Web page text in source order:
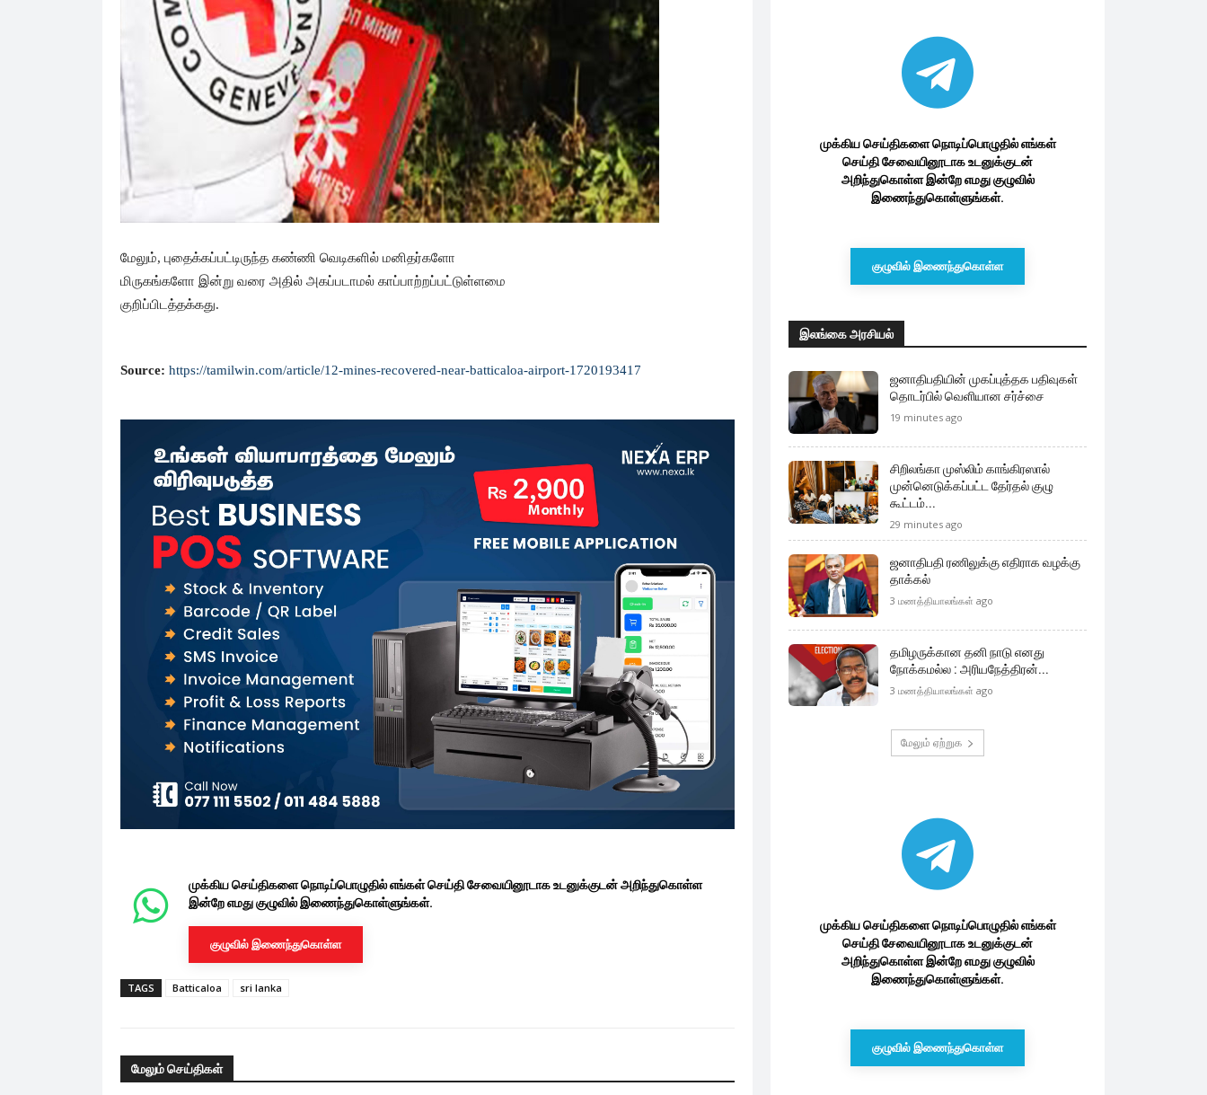
மேலும், புதைக்கப்பட்டிருந்த கண்ணி வெடிகளில் மனிதர்களோ
மிருகங்களோ இன்று வரை அதில் அகப்படாமல் காப்பாற்றப்பட்டுள்ளமை
குறிப்பிடத்தக்கது.
Source: https://tamilwin.com/article/12-mines-recovered-near-batticaloa-airport-1720193417
முக்கிய செய்திகளை நொடிப்பொழுதில் எங்கள் செய்தி சேவையினூடாக உடனுக்குடன் அறிந்துகொள்ள
இன்றே எமது குழுவில் இணைந்துகொள்ளுங்கள்.
குழுவில் இணைந்துகொள்ள
TAGS Batticaloa sri lanka
மேலும் செய்திகள்
முக்கிய செய்திகளை நொடிப்பொழுதில் எங்கள்
செய்தி சேவையினூடாக உடனுக்குடன்
அறிந்துகொள்ள இன்றே எமது குழுவில்
இணைந்துகொள்ளுங்கள்.
குழுவில் இணைந்துகொள்ள
இலங்கை அரசியல்
ஜனாதிபதியின் முகப்புத்தக பதிவுகள்
தொடர்பில் வெளியான சர்ச்சை
19 minutes ago
சிறிலங்கா முஸ்லிம் காங்கிரஸால்
முன்னெடுக்கப்பட்ட தேர்தல் குழு
கூட்டம்...
29 minutes ago
ஜனாதிபதி ரணிலுக்கு எதிராக வழக்கு
தாக்கல்
3 மணத்தியாலங்கள் ago
தமிழருக்கான தனி நாடு எனது
நோக்கமல்ல : அரியநேத்திரன்...
3 மணத்தியாலங்கள் ago
மேலும் ஏற்றுக
முக்கிய செய்திகளை நொடிப்பொழுதில் எங்கள்
செய்தி சேவையினூடாக உடனுக்குடன்
அறிந்துகொள்ள இன்றே எமது குழுவில்
இணைந்துகொள்ளுங்கள்.
குழுவில் இணைந்துகொள்ள